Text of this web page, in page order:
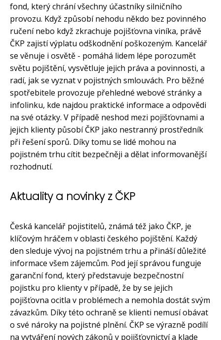
fond, který chrání všechny účastníky silničního
provozu. Když způsobí nehodu někdo bez povinného
ručení nebo když zkrachuje pojišťovna viníka, právě
ČKP zajistí výplatu odškodnění poškozeným. Kancelář
se věnuje i osvětě - pomáhá lidem lépe porozumět
světu pojištění, vysvětluje jejich práva a povinnosti, a
radí, jak se vyznat v pojistných smlouvách. Pro běžné
spotřebitele provozuje přehledné webové stránky a
infolinku, kde najdou praktické informace a odpovědi
na své otázky. V případě neshod mezi pojišťovnami a
jejich klienty působí ČKP jako nestranný prostředník
při řešení sporů. Díky tomu se lidé mohou na
pojistném trhu cítit bezpečněji a dělat informovanější
rozhodnutí.
Aktuality a novinky z ČKP
Česká kancelář pojistitelů, známá též jako ČKP, je
klíčovým hráčem v oblasti českého pojištění. Každý
den sleduje vývoj na pojistném trhu a přináší důležité
informace všem zájemcům. Pod její správou funguje
garanční fond, který představuje bezpečnostní
pojistku pro klienty v případě, že by se jejich
pojišťovna ocitla v problémech a nemohla dostát svým
závazkům. Díky této ochraně se klienti nemusí obávat
o své nároky na pojistné plnění. ČKP se výrazně podílí
na vytváření nových zákonů v pojišťovnictví a klade